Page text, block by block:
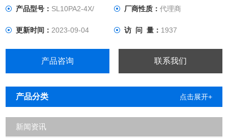
阀块安装
直通式插装阀(“KD“)
产品型号： SL10PA2-4X/ 厂商性质： 代理商
更新时间：2023-09-04 访 问 量： 1937
产品咨询 联系我们
产品分类 点击展开+
新闻资讯